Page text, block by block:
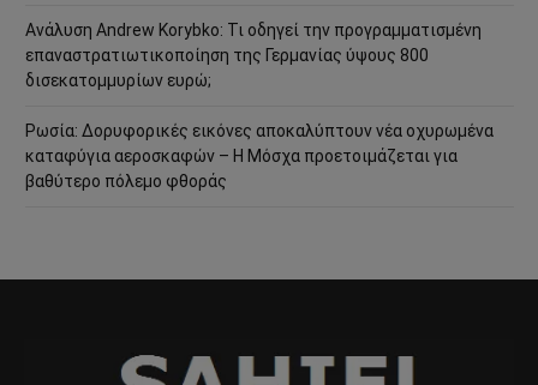
Ανάλυση Andrew Korybko: Τι οδηγεί την προγραμματισμένη
επαναστρατιωτικοποίηση της Γερμανίας ύψους 800
δισεκατομμυρίων ευρώ;
Ρωσία: Δορυφορικές εικόνες αποκαλύπτουν νέα οχυρωμένα
καταφύγια αεροσκαφών – Η Μόσχα προετοιμάζεται για
βαθύτερο πόλεμο φθοράς